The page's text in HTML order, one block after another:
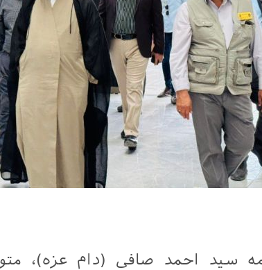
سید احمد صافی (دام عزه)،